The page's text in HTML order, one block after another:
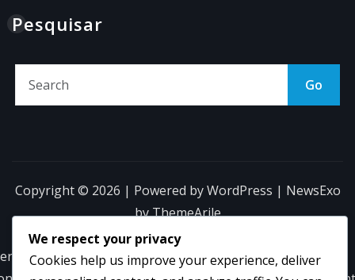
Pesquisar
Go
Copyright © 2026 | Powered byWordPress | NewsExo
byThemeArile
e
Contate-
Sobre
Sua
Cookies e
We respect your privacy
Cookies help us improve your experience, deliver